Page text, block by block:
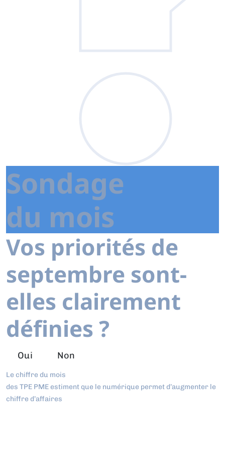
Sondage
du mois
Vos priorités de
septembre sont-
elles clairement
définies ?
Oui Non
Le chiffre du mois
des TPE PME estiment que le numérique permet d’augmenter le
chiffre d’affaires